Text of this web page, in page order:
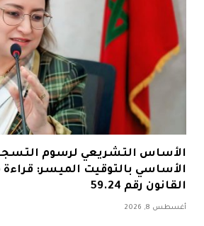
الأساس التشريعي لرسوم
الأساسي بالتوقيت الميسر:
القانون رقم 59.24
أغسطس 8, 2026